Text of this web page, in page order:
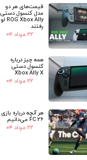
قیمت‌های هر دو
مدل کنسول دستی
ROG Xbox Ally لو
رفتند
۲۲ مرداد ۰۴
همه چیز درباره
کنسول دستی
Xbox Ally X
۲۲ مرداد ۰۴
هر آنچه درباره بازی
FC 26 می‌دانیم
۲۲ مرداد ۰۴